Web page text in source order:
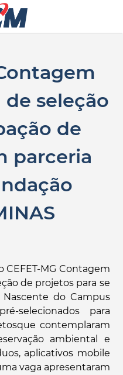
de seleção
de
parceria
CEFET-MG Contagem
de projetos para se
do Campus
selecionados para
contemplaram
ambiental e
aplicativos mobile
vaga apresentaram